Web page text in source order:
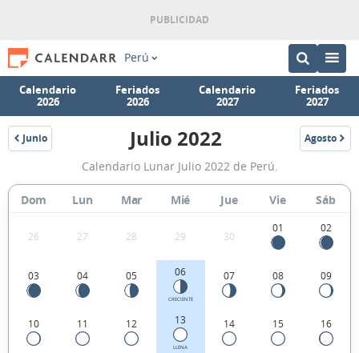
Perú
Calendario
2026
Feriados
2026
Calendario
2027
Feriados
2027
Junio
2022
Calendario
Lunar
Julio
Perú.
Julio 2022 Agosto
2022
Calendario Lunar Julio 2022 de Perú.
Dom Lun Mar Mié Jue Vie Sáb
26 27 28 29 30
01 02
03 04 05 06
CRECIENTE
07 08 09
10 11 12 13
LLENA
14 15 16